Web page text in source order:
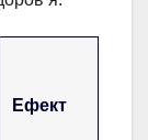
Ефект